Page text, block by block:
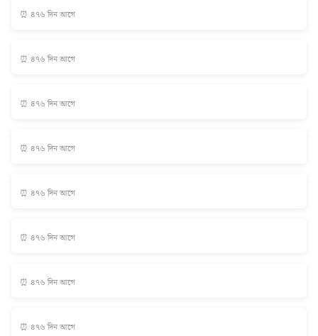
⏰ ৪৭৬ দিন আগে
⏰ ৪৭৬ দিন আগে
⏰ ৪৭৬ দিন আগে
⏰ ৪৭৬ দিন আগে
⏰ ৪৭৬ দিন আগে
⏰ ৪৭৬ দিন আগে
⏰ ৪৭৬ দিন আগে
⏰ ৪৭৬ দিন আগে